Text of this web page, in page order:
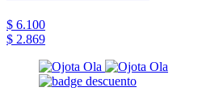
$ 6.100
$ 2.869